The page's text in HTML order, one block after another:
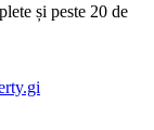
și peste 20 de